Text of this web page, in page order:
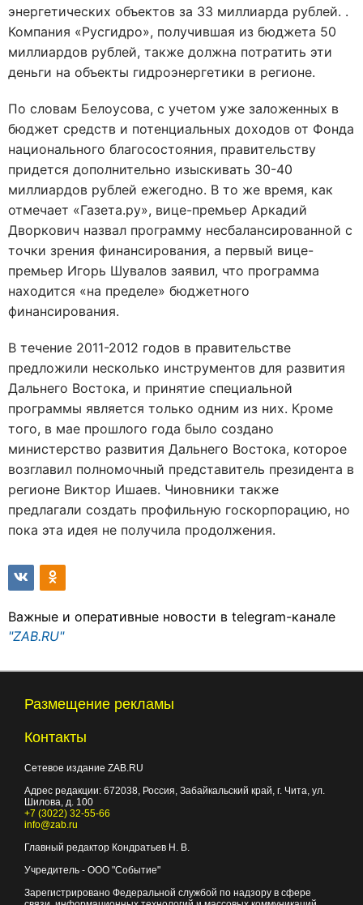
энергетических объектов за 33 миллиарда рублей. .
Компания «Русгидро», получившая из бюджета 50
миллиардов рублей, также должна потратить эти
деньги на объекты гидроэнергетики в регионе.
По словам Белоусова, с учетом уже заложенных в
бюджет средств и потенциальных доходов от Фонда
национального благосостояния, правительству
придется дополнительно изыскивать 30-40
миллиардов рублей ежегодно. В то же время, как
отмечает «Газета.ру», вице-премьер Аркадий
Дворкович назвал программу несбалансированной с
точки зрения финансирования, а первый вице-
премьер Игорь Шувалов заявил, что программа
находится «на пределе» бюджетного
финансирования.
В течение 2011-2012 годов в правительстве
предложили несколько инструментов для развития
Дальнего Востока, и принятие специальной
программы является только одним из них. Кроме
того, в мае прошлого года было создано
министерство развития Дальнего Востока, которое
возглавил полномочный представитель президента в
регионе Виктор Ишаев. Чиновники также
предлагали создать профильную госкорпорацию, но
пока эта идея не получила продолжения.
Важные и оперативные новости в telegram-канале
"ZAB.RU"
Размещение рекламы
Контакты
Сетевое издание ZAB.RU
Адрес редакции: 672038, Россия, Забайкальский край, г. Чита, ул.
Шилова, д. 100
+7 (3022) 32-55-66
info@zab.ru
Главный редактор Кондратьев Н. В.
Учредитель - ООО "Событие"
Зарегистрировано Федеральной службой по надзору в сфере